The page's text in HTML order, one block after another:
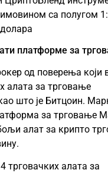
са полугом
платформе за
од поверења који
алата за трговање
што је Битцоин.
за трговање
алат за крипто
трговачких алата за